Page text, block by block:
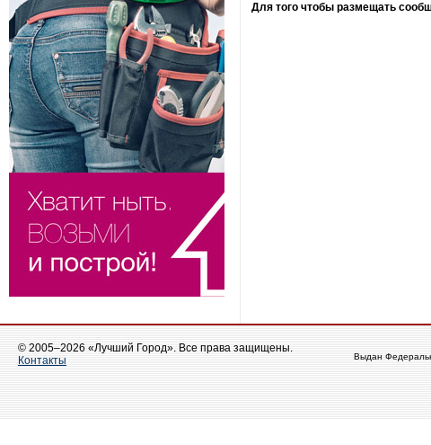
Для того чтобы размещать
© 2005–2026 «Лучший Город». Все права защищены.
Контакты
Выдан